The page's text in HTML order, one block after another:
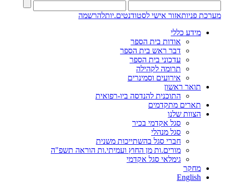
מערכת פניותאזור אישי לסטודנטים.יותלהרשמה
מידע כללי
אודות בית הספר
דבר ראש בית הספר
עדכוני בית הספר
תרומה לקהילה
אירועים וסמינרים
תואר ראשון
התוכנית להנדסה ביו-רפואית
תארים מתקדמים
הצוות שלנו
סגל אקדמי בכיר
סגל מנהלי
חברי סגל בהשתייכות משנית
מורים.ות מן החוץ ועמיתי.ות הוראה תשפ"ה
גימלאי סגל אקדמי
מחקר
English